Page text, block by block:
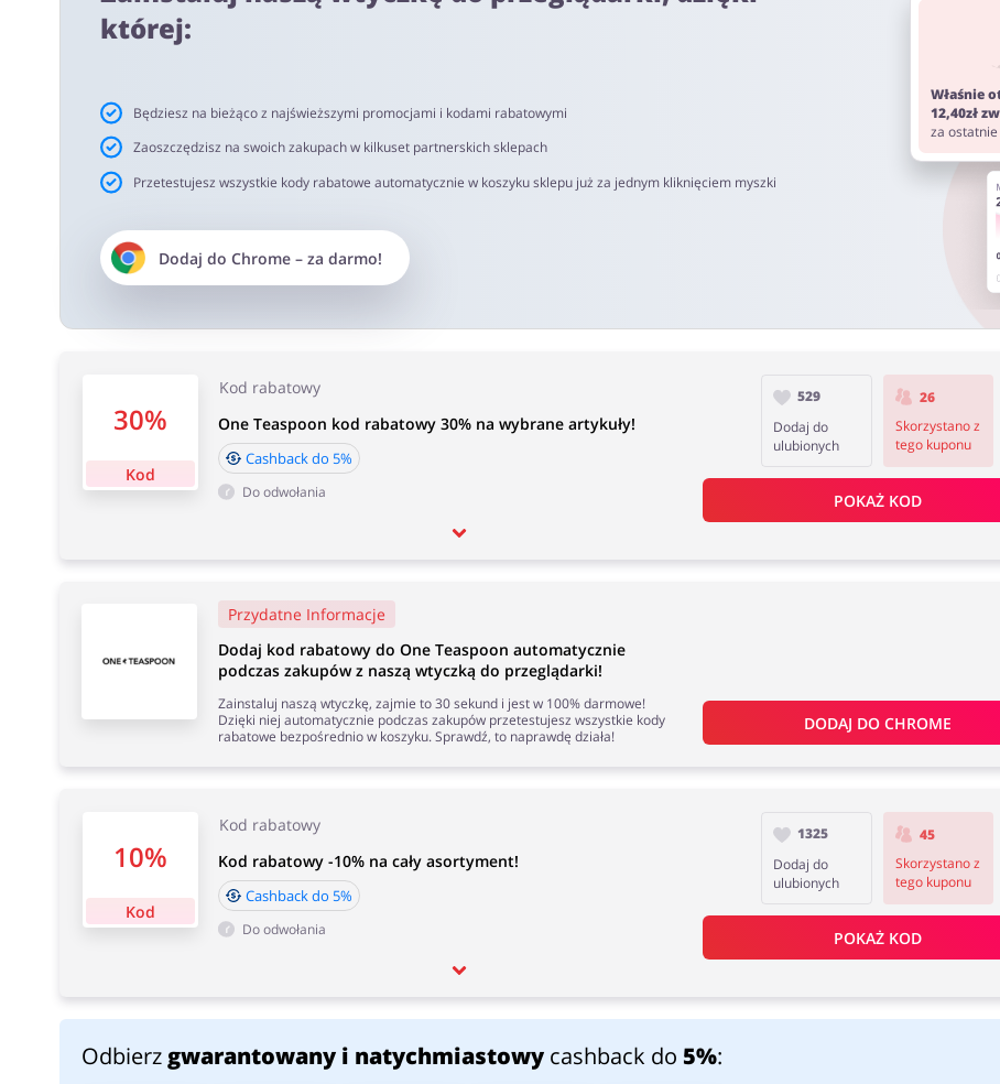
netto. Rekomendujemy korzystanie z wtyczki alerabat.com. Pamiętaj aby przed zakupem wyłączyć AdBlock oraz aby nie
oferujących kody rabatowe lub cashback.
Czas akceptacji cashback:
Średni czas akceptacji Cashback w One Teaspoon wynosi od 40 do 90 dni.
której:
Będziesz na bieżąco z najświeższymi promocjami i kodami rabatowymi
Zaoszczędzisz na swoich zakupach w kilkuset partnerskich sklepach
Przetestujesz wszystkie kody rabatowe automatycznie w koszyku sklepu już za jednym kliknięciem myszki
Dodaj do Chrome– za darmo!
Właśnie
12,40zł
za
30%
Kod
Kod rabatowy
One Teaspoon kod rabatowy 30% na wybrane artykuły!
Cashback do 5%
Do odwołania
529
Dodaj do
ulubionych
26
Skorzystano z
tego kuponu
POKAŻ KOD
10%
Kod
Kod rabatowy
Kod rabatowy -10% na cały asortyment!
Cashback do 5%
Do odwołania
1325
Dodaj do
ulubionych
45
Skorzystano z
tego kuponu
POKAŻ KOD
Przydatne Informacje
Dodaj kod rabatowy do One Teaspoon automatycznie
podczas zakupów z naszą wtyczką do przeglądarki!
Zainstaluj naszą wtyczkę, zajmie to 30 sekund i jest w 100% darmowe!
Dzięki niej automatycznie podczas zakupów przetestujesz wszystkie kody
rabatowe bezpośrednio w koszyku. Sprawdź, to naprawdę działa!
DODAJ DO CHROME
Odbierz gwarantowany i natychmiastowycashback do 5%: